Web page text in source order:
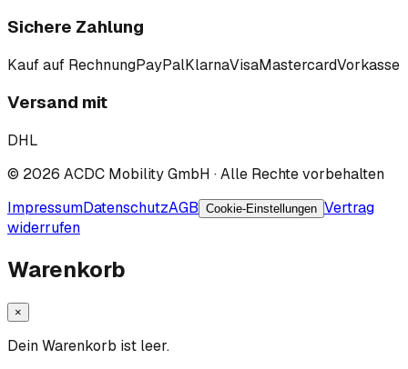
Sichere Zahlung
Kauf auf RechnungPayPalKlarnaVisaMastercardVorkasse
Versand mit
DHL
© 2026 ACDC Mobility GmbH · Alle Rechte vorbehalten
ImpressumDatenschutzAGB Cookie-Einstellungen Vertrag
widerrufen
Warenkorb
×
Dein Warenkorb ist leer.